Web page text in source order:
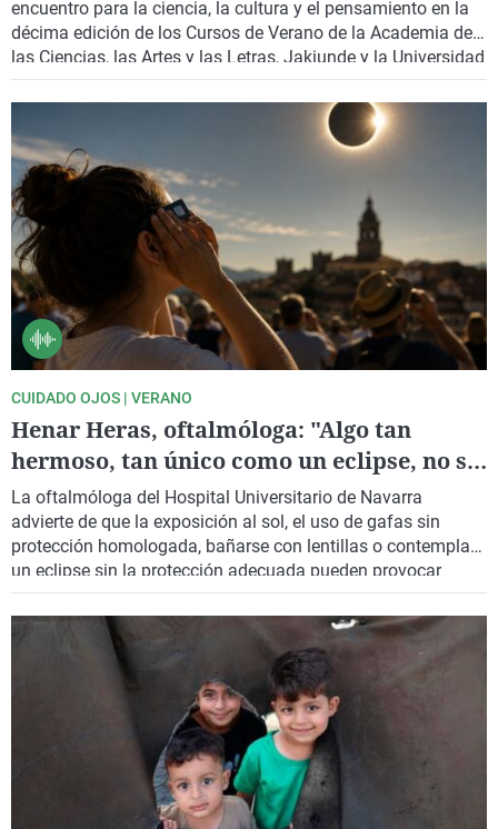
encuentro para la ciencia, la cultura y el pensamiento en la
décima edición de los Cursos de Verano de la Academia de
las Ciencias, las Artes y las Letras, Jakiunde y la Universidad
Pública de Navarra. Bajo el título "Eclipsadas y eclipsados",
la cita propone un recorrido interdisciplinar por personas,
ideas y disciplinas que la historia ha relegado a un segundo
plano.
CUIDADO OJOS | VERANO
Henar Heras, oftalmóloga: "Algo tan
hermoso, tan único como un eclipse, no se
puede llevar por delante nuestra vista"
La oftalmóloga del Hospital Universitario de Navarra
advierte de que la exposición al sol, el uso de gafas sin
protección homologada, bañarse con lentillas o contemplar
un eclipse sin la protección adecuada pueden provocar
lesiones oculares graves e incluso irreversibles.